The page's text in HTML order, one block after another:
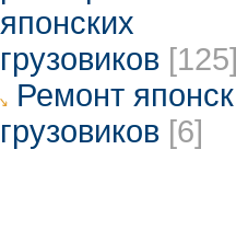
японских
грузовиков
Ремонт
грузовиков [6]